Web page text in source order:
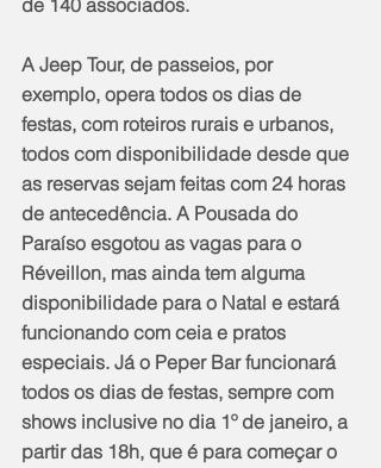
de 140 associados.
A Jeep Tour, de passeios, por
exemplo, opera todos os dias de
festas, com roteiros rurais e urbanos,
todos com disponibilidade desde que
as reservas sejam feitas com 24 horas
de antecedência. A Pousada do
Paraíso esgotou as vagas para o
Réveillon, mas ainda tem alguma
disponibilidade para o Natal e estará
funcionando com ceia e pratos
especiais. Já o Peper Bar funcionará
todos os dias de festas, sempre com
shows inclusive no dia 1º de janeiro, a
partir das 18h, que é para começar o